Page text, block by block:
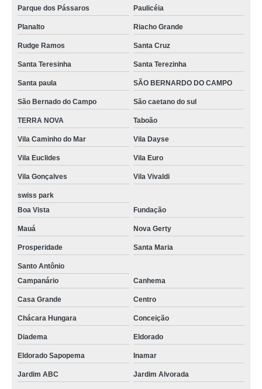
Parque dos Pássaros Paulicéia
Planalto Riacho Grande
Rudge Ramos Santa Cruz
Santa Teresinha Santa Terezinha
Santa paula SÃO BERNARDO DO CAMPO
São Bernado do Campo São caetano do sul
TERRA NOVA Taboão
Vila Caminho do Mar Vila Dayse
Vila Euclides Vila Euro
Vila Gonçalves Vila Vivaldi
swiss park
Boa Vista
Fundação
Mauá Nova Gerty
Prosperidade Santa Maria
Santo Antônio
Campanário
Canhema
Casa Grande Centro
Chácara Hungara Conceição
Diadema Eldorado
Eldorado Sapopema Inamar
Jardim ABC Jardim Alvorada